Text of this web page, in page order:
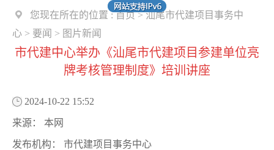
您现在所在的位置 :首页>汕尾市代建项目事务中
心 > 要闻 > 图片新闻
市代建中心举办《汕尾市代建项目参建单位亮
牌考核管理制度》培训讲座
2024-10-22 15:52
来源： 本网
发布机构： 市代建项目事务中心